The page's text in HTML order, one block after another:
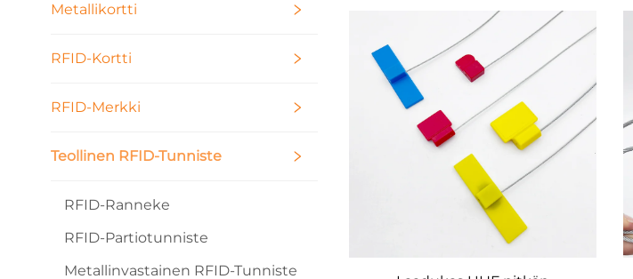
Metallikortti
RFID-Kortti
RFID-Merkki
Teollinen RFID-Tunniste
RFID-Ranneke
RFID-Partiotunniste
Metallinvastainen RFID-Tunniste